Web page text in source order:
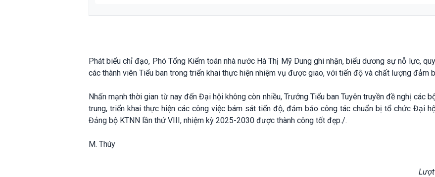
Phát biểu chỉ đạo, Phó Tổng Kiểm toán nhà nước Hà Thị Mỹ Dung ghi nhận, biểu dương sự nỗ lực,
các thành viên Tiểu ban trong triển khai thực hiện nhiệm vụ được giao, với tiến độ và chất lượng đảm
Nhấn mạnh thời gian từ nay đến Đại hội không còn nhiều, Trưởng Tiểu ban Tuyên truyền đề nghị các
trung, triển khai thực hiện các công việc bám sát tiến độ, đảm bảo công tác chuẩn bị tổ chức Đại
Đảng bộ KTNN lần thứ VIII, nhiệm kỳ 2025-2030 được thành công tốt đẹp./.
M. Thúy